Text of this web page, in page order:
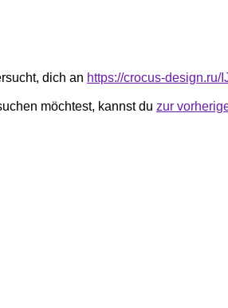
dich an https://crocus-design.ru/
möchtest, kannst du zur